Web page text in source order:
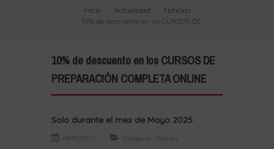
Inicio Actualidad
Noticias
10% de descuento en los CURSOS DE...
10% de descuento en los CURSOS DE
PREPARACIÓN COMPLETA ONLINE
Solo durante el mes de Mayo 2025
06/05/2025 Categoría: Noticias